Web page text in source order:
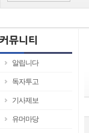
알립니다
독자투고
기사제보
유머마당